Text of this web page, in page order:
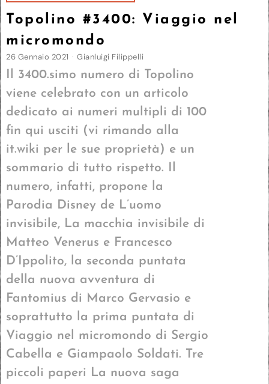
Topolino #3400: Viaggio nel
micromondo
26 Gennaio 2021 Gianluigi Filippelli
Il 3400.simo numero di Topolino
viene celebrato con un articolo
dedicato ai numeri multipli di 100
fin qui usciti (vi rimando alla
it.wiki per le sue proprietà) e un
sommario di tutto rispetto. Il
numero, infatti, propone la
Parodia Disney de L’uomo
invisibile, La macchia invisibile di
Matteo Venerus e Francesco
D’Ippolito, la seconda puntata
della nuova avventura di
Fantomius di Marco Gervasio e
soprattutto la prima puntata di
Viaggio nel micromondo di Sergio
Cabella e Giampaolo Soldati. Tre
piccoli paperi La nuova saga